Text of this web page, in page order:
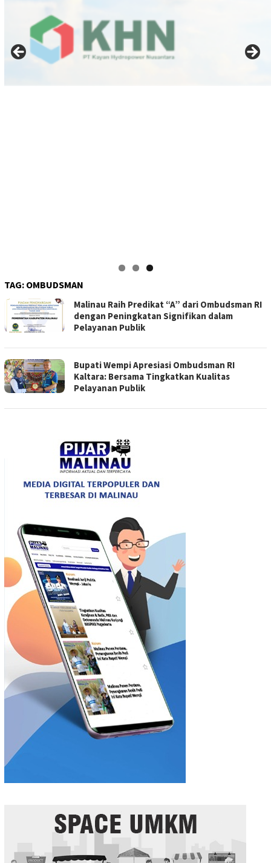
TAG: OMBUDSMAN
Malinau Raih Predikat “A” dari Ombudsman RI
dengan Peningkatan Signifikan dalam
Pelayanan Publik
Bupati Wempi Apresiasi Ombudsman RI
Kaltara: Bersama Tingkatkan Kualitas
Pelayanan Publik